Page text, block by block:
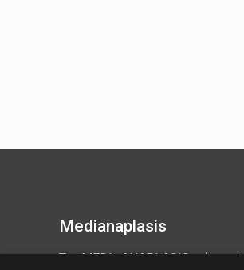
Medianaplasis
To MEDI ANAPLASISείναι